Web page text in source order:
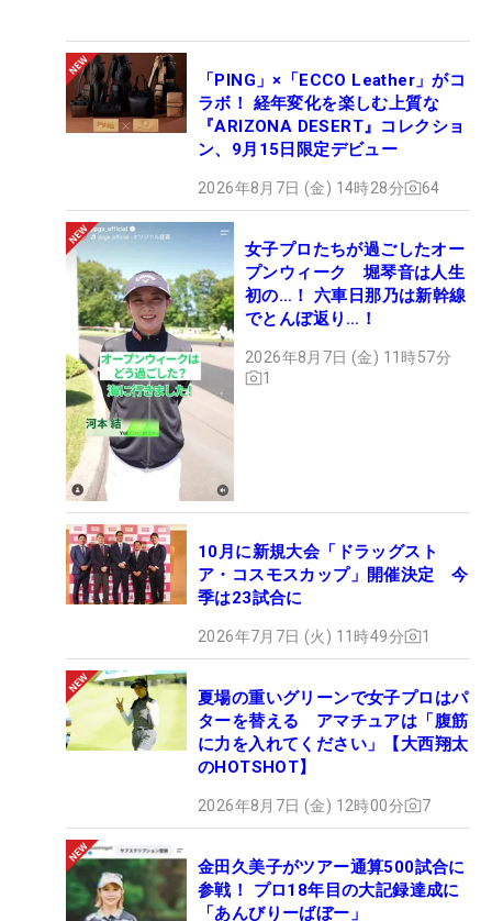
「PING」×「ECCO Leather」がコ
ラボ！ 経年変化を楽しむ上質な
『ARIZONA DESERT』コレクショ
ン、9月15日限定デビュー
2026年8月7日 (金) 14時28分 64
女子プロたちが過ごしたオー
プンウィーク 堀琴音は人生
初の…！ 六車日那乃は新幹線
でとんぼ返り…！
2026年8月7日 (金) 11時57分
1
10月に新規大会「ドラッグスト
ア・コスモスカップ」開催決定 今
季は23試合に
2026年7月7日 (火) 11時49分 1
夏場の重いグリーンで女子プロはパ
ターを替える アマチュアは「腹筋
に力を入れてください」【大西翔太
のHOTSHOT】
2026年8月7日 (金) 12時00分 7
金田久美子がツアー通算500試合に
参戦！ プロ18年目の大記録達成に
「あんびりーばぼー」